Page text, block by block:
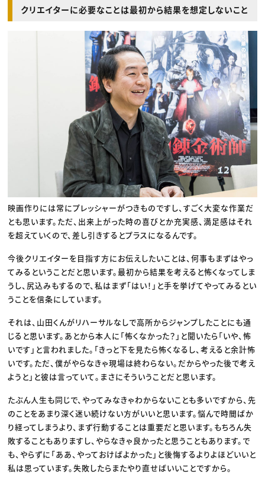
クリエイターに必要なことは最初から結果を想定しないこと
映画作りには常にプレッシャーがつきものですし、すごく大変な作業だ
とも思います。ただ、出来上がった時の喜びとか充実感、満足感はそれ
を超えていくので、差し引きするとプラスになるんです。
今後クリエイターを目指す方にお伝えしたいことは、何事もまずはやっ
てみるということだと思います。最初から結果を考えると怖くなってしま
うし、尻込みもするので、私はまず「はい！」と手を挙げてやってみるとい
うことを信条にしています。
それは、山田くんがリハーサルなしで高所からジャンプしたことにも通
じると思います。あとから本人に「怖くなかった？」と聞いたら「いや、怖
いです」と言われました。「きっと下を見たら怖くなるし、考えると余計怖
いです。ただ、僕がやらなきゃ現場は終わらない。だからやった後で考え
ようと」と彼は言っていて。まさにそういうことだと思います。
たぶん人生も同じで、やってみなきゃわからないことも多いですから、先
のことをあまり深く迷い続けない方がいいと思います。悩んで時間ばか
り経ってしまうより、まず行動することは重要だと思います。もちろん失
敗することもありますし、やらなきゃ良かったと思うこともあります。で
も、やらずに「ああ、やっておけばよかった」と後悔するよりよほどいいと
私は思っています。失敗したらまたやり直せばいいことですから。